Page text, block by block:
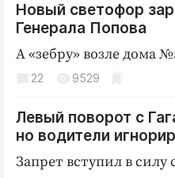
Новый светофор
Генерала Попова
А «зебру» возле дома
22 9529
Левый поворот с
но водители
Запрет вступил в силу